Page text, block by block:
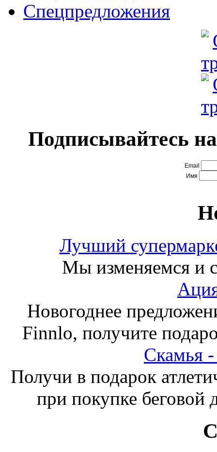
Спецпредложения
Подписывайтесь
Email
Имя
Лучший
Мы изменяемся и
Новогоднее
Finnlo, получите
Получи в подарок
при покупке беговой